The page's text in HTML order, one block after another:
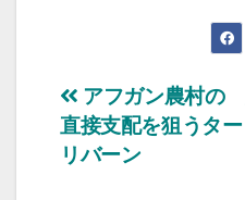
投
稿
アフガン農村の
直接支配を狙うター
リバーン